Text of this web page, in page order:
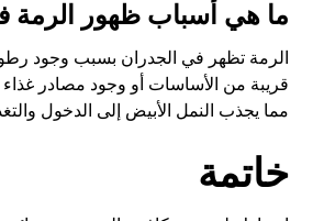
ما هي أسباب ظهور الرمة
الرمة تظهر في الجدران بسبب وجود
قريبة من الأساسات أو وجود مصادر غذاء
مما يجذب النمل الأبيض إلى الدخول
خاتمة